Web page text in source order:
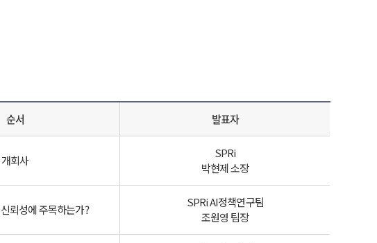
순서 발표자
개회사
SPRi
박현제 소장
뢰성에 주목하는가?
SPRi AI정책연구팀
조원영 팀장